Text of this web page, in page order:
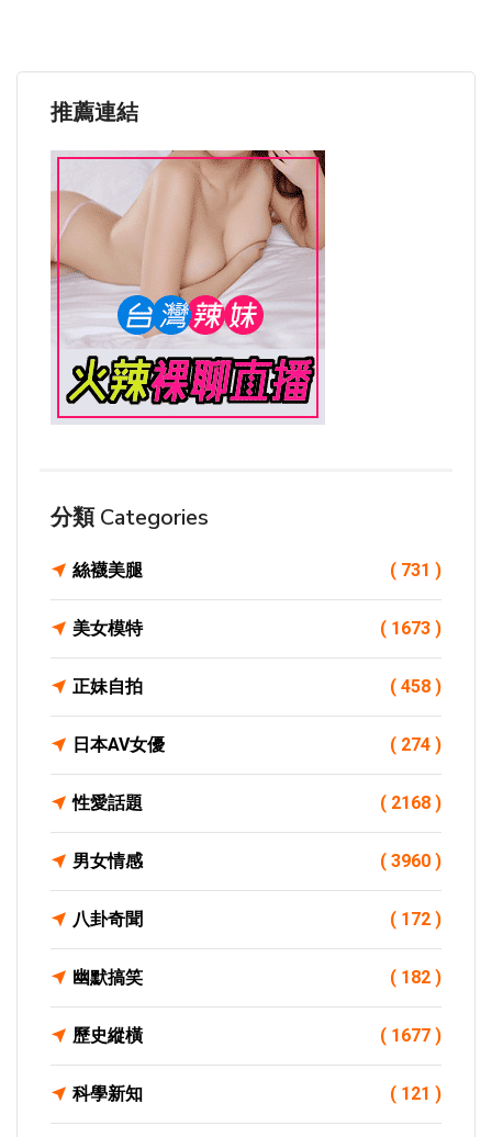
推薦連結
分類 Categories
絲襪美腿 ( 731 )
美女模特 ( 1673 )
正妹自拍 ( 458 )
日本AV女優 ( 274 )
性愛話題 ( 2168 )
男女情感 ( 3960 )
八卦奇聞 ( 172 )
幽默搞笑 ( 182 )
歷史縱橫 ( 1677 )
科學新知 ( 121 )